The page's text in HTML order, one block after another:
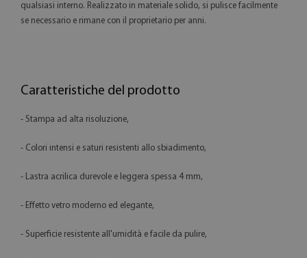
qualsiasi interno. Realizzato in materiale solido, si pulisce facilmente
se necessario e rimane con il proprietario per anni.
Caratteristiche del prodotto
- Stampa ad alta risoluzione,
- Colori intensi e saturi resistenti allo sbiadimento,
- Lastra acrilica durevole e leggera spessa 4 mm,
- Effetto vetro moderno ed elegante,
- Superficie resistente all'umidità e facile da pulire,